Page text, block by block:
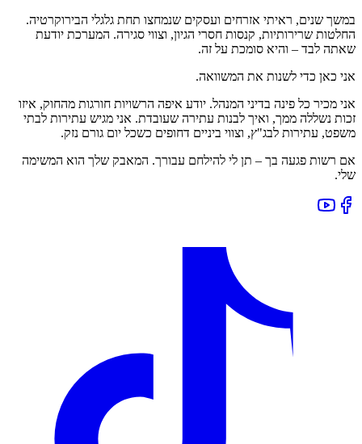
במשך שנים, ראיתי אזרחים ועסקים שנמחצו תחת גלגלי הבירוקרטיה.
החלטות שרירותיות, קנסות חסרי הגיון, וצווי סגירה. המערכת יודעת
שאתה לבד – והיא סומכת על זה.
אני כאן כדי לשנות את המשוואה.
אני מכיר כל פינה בדיני המנהל. יודע איפה הרשויות חורגות מהחוק, איזו
זכות נשללה ממך, ואיך לבנות עתירה שעובדת. אני מגיש עתירות לבתי
משפט, עתירות לבג"ץ, וצווי ביניים דחופים כשכל יום גורם נזק.
אם רשות פגעה בך – תן לי להילחם עבורך. המאבק שלך הוא המשימה
שלי.